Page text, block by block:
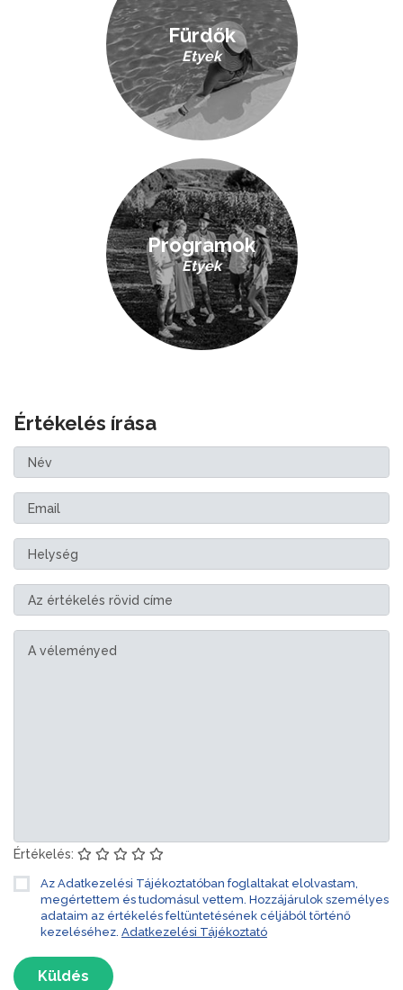
Fürdők
Etyek
Programok
Etyek
Értékelés írása
Értékelés:
Az Adatkezelési Tájékoztatóban foglaltakat elolvastam,
megértettem és tudomásul vettem. Hozzájárulok személyes
adataim az értékelés feltüntetésének céljából történő
kezeléséhez. Adatkezelési Tájékoztató
Küldés